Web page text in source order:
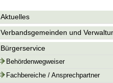
Aktuelles
Verbandsgemeinden und
Bürgerservice
Behördenwegweiser
Fachbereiche / Ansprechpartner